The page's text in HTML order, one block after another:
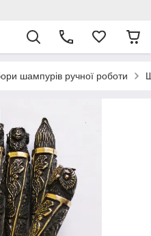
шампурів ручної роботи